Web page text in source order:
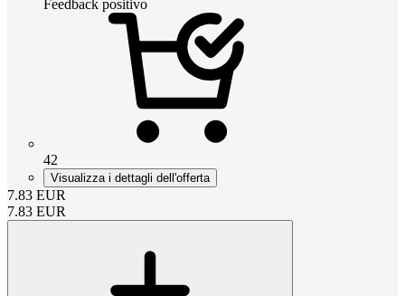
Feedback positivo
42
Visualizza i dettagli dell'offerta
7.83 EUR
7.83 EUR